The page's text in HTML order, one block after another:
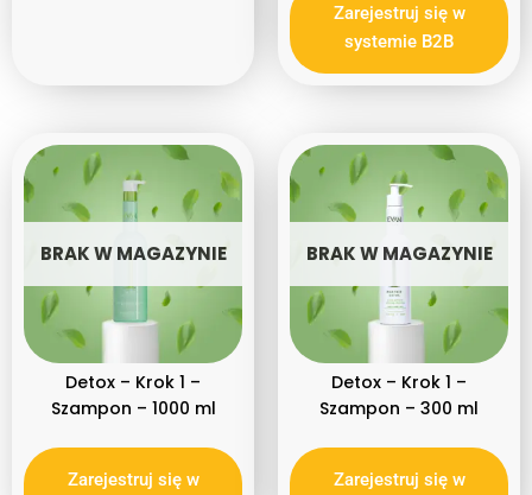
Zarejestruj się w
systemie B2B
BRAK W MAGAZYNIE
Detox – Krok 1 –
Szampon – 1000 ml
Zarejestruj się w
BRAK W MAGAZYNIE
Detox – Krok 1 –
Szampon – 300 ml
Zarejestruj się w